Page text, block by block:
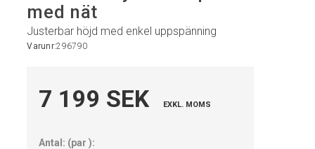
med nät
Justerbar höjd med enkel uppspänning
Varunr:296790
7 199 SEK EXKL. MOMS
Antal: (par):